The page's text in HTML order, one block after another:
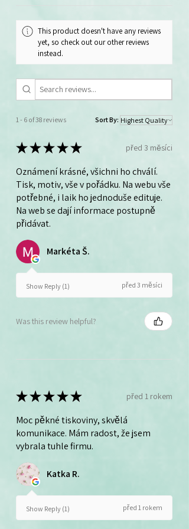
This product doesn't have any reviews
yet, so check out our other reviews
instead.
1 - 6 of 38 reviews Sort By:
★★★★★ před 3 měsíci
Oznámení krásné, všichni ho chválí.
Tisk, motiv, vše v pořádku. Na webu vše
potřebné, i laik ho jednoduše edituje.
Na web se dají informace postupně
přidávat.
Markéta Š.
Show Reply (1) před 3 měsíci
Was this review helpful?
★★★★★ před 1 rokem
Moc pěkné tiskoviny, skvělá
komunikace. Mám radost, že jsem
vybrala tuhle firmu.
Katka R.
Show Reply (1) před 1 rokem